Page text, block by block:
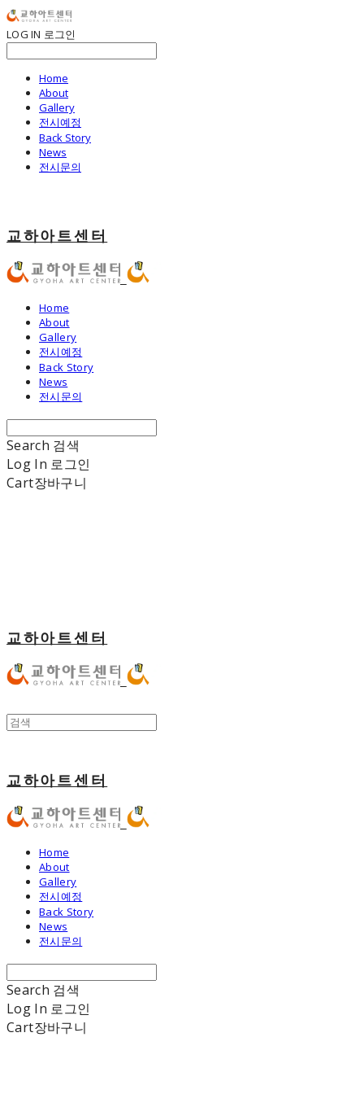
LOG IN 로그인
Home
About
Gallery
전시예정
Back Story
News
전시문의
교하아트센터
Home
About
Gallery
전시예정
Back Story
News
전시문의
Search 검색
Log In 로그인
Cart장바구니
교하아트센터
교하아트센터
Home
About
Gallery
전시예정
Back Story
News
전시문의
Search 검색
Log In 로그인
Cart장바구니